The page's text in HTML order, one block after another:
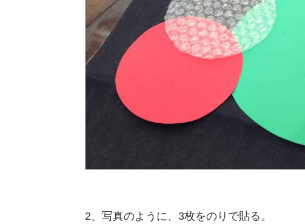
2、写真のように、3枚をのりで貼る。